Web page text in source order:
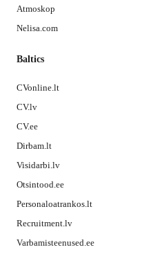
Atmoskop
Nelisa.com
Baltics
CVonline.lt
CV.lv
CV.ee
Dirbam.lt
Visidarbi.lv
Otsintood.ee
Personaloatrankos.lt
Recruitment.lv
Varbamisteenused.ee